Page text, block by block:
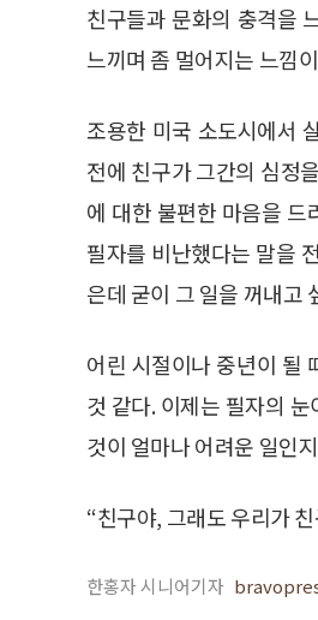
친구들과 문화의 충격을
느끼며 좀 멀어지는 느낌
조용한 미국 소도시에서
전에 친구가 그간의 심정
에 대한 불편한 마음을
필자를 비난했다는 말을
은데 굳이 그 일을 꺼내고
어린 시절이나 중년이 될
것 같다. 이제는 필자의
것이 얼마나 어려운 일인
“친구야, 그래도 우리가
한홍자 시니어기자